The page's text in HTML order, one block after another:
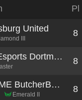
Pl
United
III
8
Uni Esports Dortmund 4 8
ME ButcherBoois
Emerald II
8